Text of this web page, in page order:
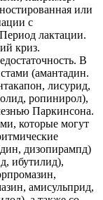
или
с
лактации.
криз.
В
(амантадин.
лисурид,
ропинирол),
Паркинсона.
которые могут
дизопирампд)
ибутилид),
амисульприд,